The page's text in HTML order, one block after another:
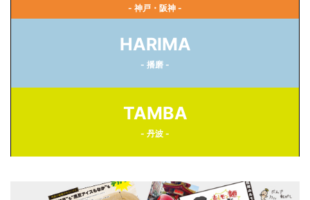
- 神戸・阪神 -
HARIMA
- 播磨 -
TAMBA
- 丹波 -